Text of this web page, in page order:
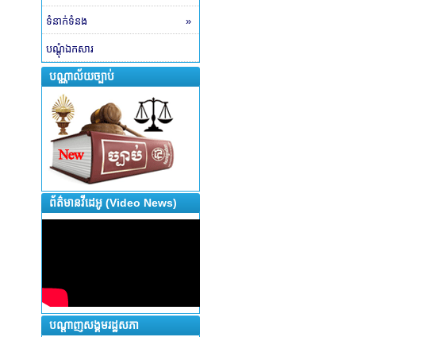
ទំនាក់ទំនង »
បណ្តុំឯកសារ
បណ្ណាល័យច្បាប់
ព័ត៌មានវីដេអូ (Video News)
បណ្តាញសង្គមរដ្ឋសភា